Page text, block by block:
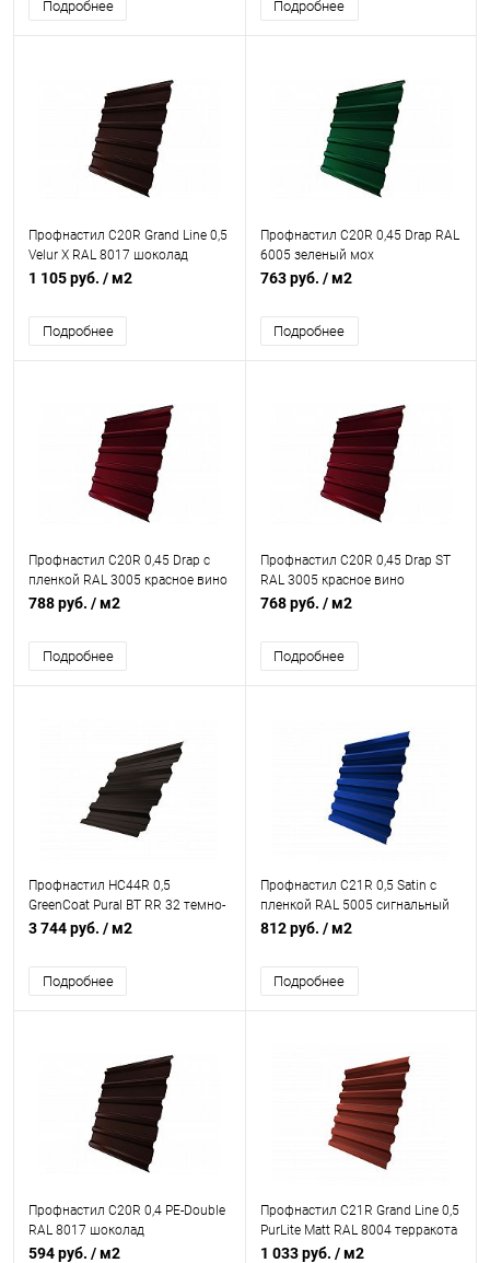
Подробнее Подробнее
Профнастил С20R Grand Line 0,5
Velur X RAL 8017 шоколад
1 105 руб. / м2
Подробнее
Профнастил С20R 0,45 Drap RAL
6005 зеленый мох
763 руб. / м2
Подробнее
Профнастил С20R 0,45 Drap с
пленкой RAL 3005 красное вино
788 руб. / м2
Подробнее
Профнастил С20R 0,45 Drap ST
RAL 3005 красное вино
768 руб. / м2
Подробнее
Профнастил НС44R 0,5
GreenCoat Pural BT RR 32 темно-
коричневый (RAL 8019 серо-
3 744 руб. / м2
Подробнее
Профнастил С21R 0,5 Satin с
пленкой RAL 5005 сигнальный
синий
812 руб. / м2
Подробнее
Профнастил С20R 0,4 PE-Double
RAL 8017 шоколад
594 руб. / м2
Профнастил С21R Grand Line 0,5
PurLite Matt RAL 8004 терракота
1 033 руб. / м2